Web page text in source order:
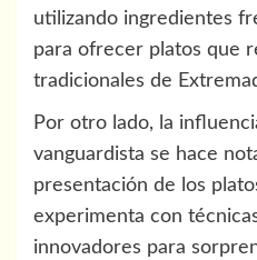
utilizando ingredientes
para ofrecer platos que
tradicionales de
Por otro lado, la
vanguardista se hace
presentación de los
experimenta con
innovadores para